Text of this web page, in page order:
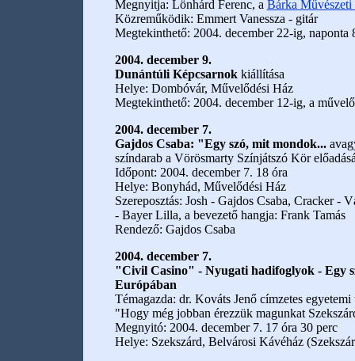
Megnyitja: Lönhárd Ferenc, a Bárka Művészeti
Közreműködik: Emmert Vanessza - gitár
Megtekinthető: 2004. december 22-ig, naponta
2004. december 9.
Dunántúli Képcsarnokkiállítása
Helye: Dombóvár, Művelődési Ház
Megtekinthető: 2004. december 12-ig, a
2004. december 7.
Gajdos Csaba: "Egy szó, mit mondok...
színdarab a Vörösmarty Színjátszó Kör
Időpont: 2004. december 7. 18 óra
Helye: Bonyhád, Művelődési Ház
Szereposztás: Josh - Gajdos Csaba, Cracker -
- Bayer Lilla, a bevezető hangja: Frank Tamás
Rendező: Gajdos Csaba
2004. december 7.
"Civil Casino" - Nyugati hadifoglyok - Egy
Európában
Témagazda: dr. Kováts Jenő címzetes egyetemi
"Hogy még jobban érezzük magunkat
Megnyitó: 2004. december 7. 17 óra 30 perc
Helye: Szekszárd, Belvárosi Kávéház